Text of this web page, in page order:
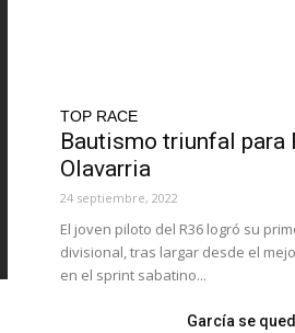
TOP RACE
Bautismo triunfal para
Olavarria
24 septiembre, 2022
El joven piloto del R36 logró su
divisional, tras largar desde el
en el sprint sabatino...
García se